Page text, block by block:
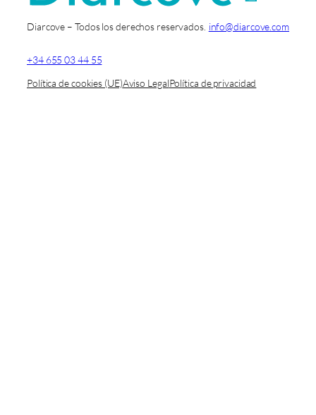
Diarcove – Todos los derechos reservados. info@diarcove.com
+34 655 03 44 55
Política de cookies (UE)Aviso LegalPolítica de privacidad